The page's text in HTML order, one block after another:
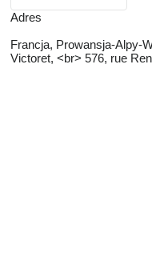
Adres
Francja, Prowansja-Alpy-
Victoret, <br> 576, rue